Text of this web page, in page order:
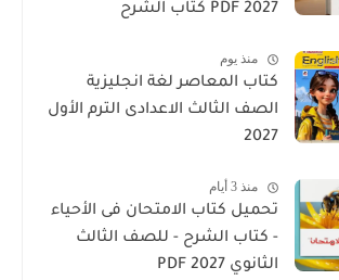
2027 PDF كتاب الشرح
منذ يوم
كتاب المعاصر لغة انجليزية
الصف الثالث الاعدادى الترم الأول
2027
منذ 3 أيام
تحميل كتاب الامتحان فى الأحياء
- كتاب الشرح - للصف الثالث
الثانوي 2027 PDF